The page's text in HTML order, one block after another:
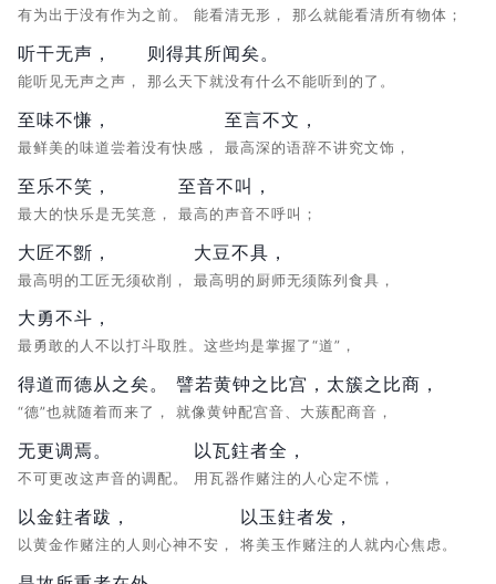
有为出于没有作为之前。 能看清无形， 那么就能看清所有物体；
听干无声，
能听见无声之声，
则得其所闻矣。
那么天下就没有什么不能听到的了。
至味不慊，
最鲜美的味道尝着没有快感，
至言不文，
最高深的语辞不讲究文饰，
至乐不笑，
最大的快乐是无笑意，
至音不叫，
最高的声音不呼叫；
大匠不斵，
最高明的工匠无须砍削，
大豆不具，
最高明的厨师无须陈列食具，
大勇不斗，
最勇敢的人不以打斗取胜。这些均是掌握了“道”，
得道而德从之矣。
“德”也就随着而来了，
譬若黄钟之比宫，太簇之比商，
就像黄钟配宫音、大蔟配商音，
无更调焉。
不可更改这声音的调配。
以瓦鉒者全，
用瓦器作赌注的人心定不慌，
以金鉒者跋，
以黄金作赌注的人则心神不安，
以玉鉒者发，
将美玉作赌注的人就内心焦虑。